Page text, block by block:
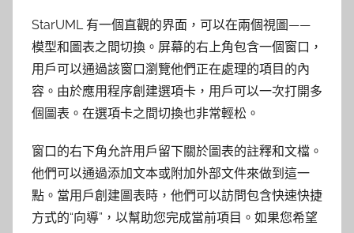
StarUML 有一個直觀的界面，可以在兩個視圖——
模型和圖表之間切換。屏幕的右上角包含一個窗口，
用戶可以通過該窗口瀏覽他們正在處理的項目的內
容。由於應用程序創建選項卡，用戶可以一次打開多
個圖表。在選項卡之間切換也非常輕松。
窗口的右下角允許用戶留下關於圖表的註釋和文檔。
他們可以通過添加文本或附加外部文件來做到這一
點。當用戶創建圖表時，他們可以訪問包含快速快捷
方式的“向導”，以幫助您完成當前項目。如果您希望